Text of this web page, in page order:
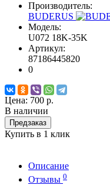
Производитель:
BUDERUS
Модель:
U072 18K-35K
Артикул:
87186445820
0
Цена: 700 р.
В наличии
Предзаказ
Купить в 1 клик
Описание
Отзывы 0